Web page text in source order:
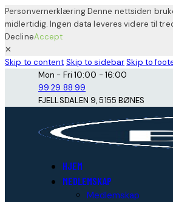
Personvernerklæring Denne nettsiden
midlertidig. Ingen data leveres videre til
DeclineAccept
✕
Skip to content Skip to sidebarSkip to
Mon - Fri 10:00 - 16:00
99 29 88 99
FJELLSDALEN 9, 5155 BØNES
HJEM
MEDLEMSKAP
Medlemskap